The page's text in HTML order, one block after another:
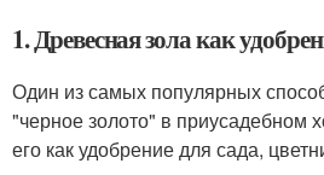
1. Древесная зола как
Один из самых популярных
"черное золото" в приусадебном
его как удобрение для сада,